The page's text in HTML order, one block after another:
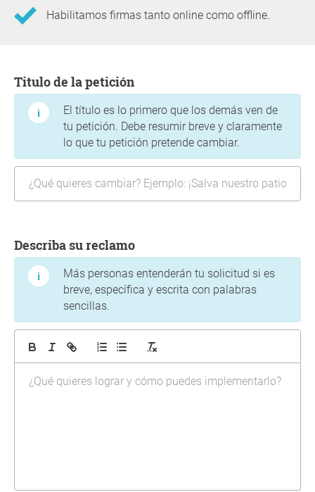
Habilitamos firmas tanto online como offline.
Titulo de la petición
El título es lo primero que los demás ven de
tu petición. Debe resumir breve y claramente
lo que tu petición pretende cambiar.
Describa su reclamo
Más personas entenderán tu solicitud si es
breve, específica y escrita con palabras
sencillas.